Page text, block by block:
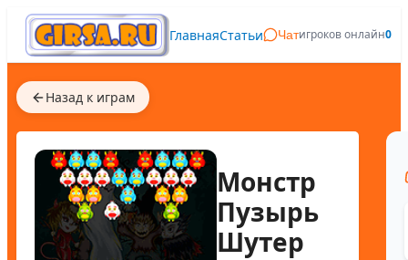
ГлавнаяСтатьи Чатигроков онлайн0
Назад к играм
Монстр
Пузырь
Шутер